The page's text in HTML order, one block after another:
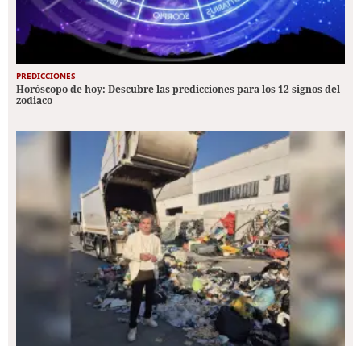
PREDICCIONES
Horóscopo de hoy: Descubre las predicciones para los 12 signos del
zodiaco